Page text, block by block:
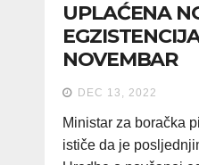
UPLAĆENA
NOVEMBAR
DEC 13, 2022
Ministar za boračka
ističe da je